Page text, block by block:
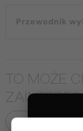
Przewodnik
TO MOŻE